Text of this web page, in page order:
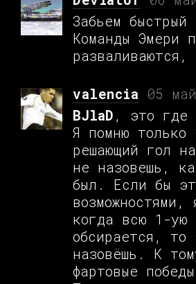
Забьем
Команды Эмери
valencia 05
BJlaD , это где
Я помню
решающий гол
не назовешь,
был. Если бы
когда всю 1-ую
обсирается, то
назовёшь. К
фартовые